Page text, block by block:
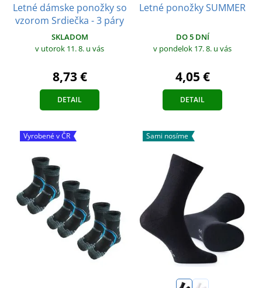
Letné dámske ponožky so
vzorom Srdiečka - 3 páry
SKLADOM
v utorok 11. 8. u vás
8,73 €
DETAIL
Letné ponožky SUMMER
DO 5 DNÍ
v pondelok 17. 8. u vás
4,05 €
DETAIL
Vyrobené v ČR Sami nosíme